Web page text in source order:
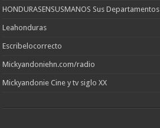
HONDURASENSUSMANOS Sus Departamentos
Leahonduras
Escribelocorrecto
Mickyandoniehn.com/radio
Mickyandonie Cine y tv siglo XX